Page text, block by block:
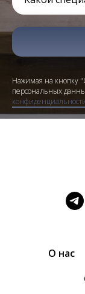
Нажимая на кнопку
персональных
О нас